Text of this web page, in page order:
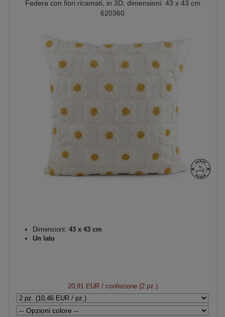
Federa con fiori ricamati, in 3D, dimensioni: 43 x 43 cm
620360
Dimensioni: 43 x 43 cm
Un lato
20,91 EUR/ confezione (2 pz.)